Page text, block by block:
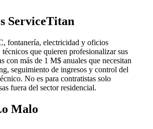
ServiceTitan
fontanería, electricidad y oficios
que quieren profesionalizar sus
con más de 1 M$ anuales que necesitan
seguimiento de ingresos y control del
No es para contratistas solo
fuera del sector residencial.
Malo